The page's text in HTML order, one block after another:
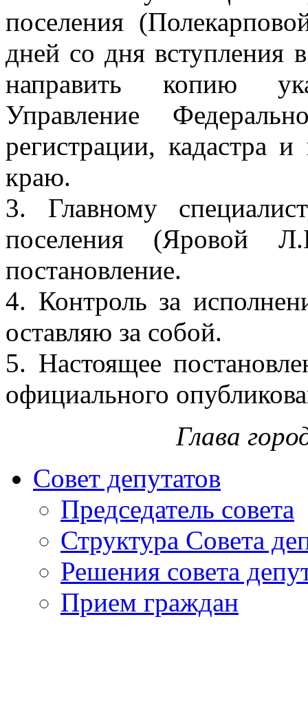
поселения
дней со дня вступления
направить копию
Управление
регистрации, кадастра
краю.
3. Главному
поселения (Яровой
постановление.
4. Контроль за
оставляю за собой.
5. Настоящее
официального
Глава
Совет депутатов
Председатель совета
Структура Совета
Решения совета
Прием граждан